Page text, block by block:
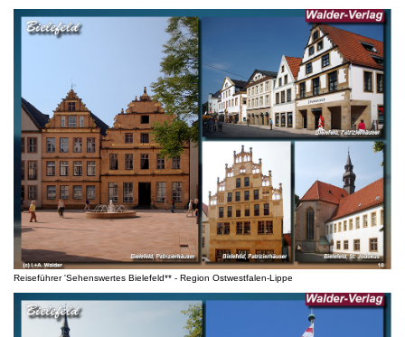
Reiseführer 'Sehenswertes Bielefeld** - Region Ostwestfalen-Lippe